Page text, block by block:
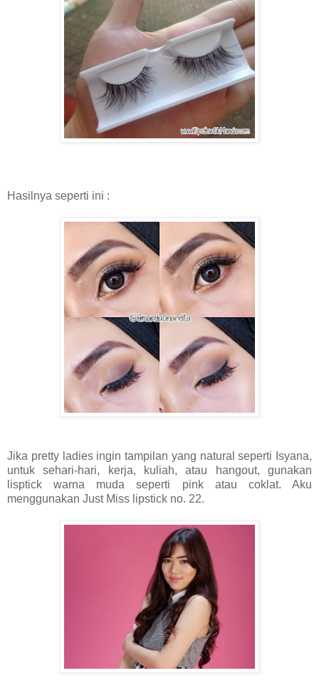
Hasilnya seperti ini :
Jika pretty ladies ingin tampilan yang natural seperti Isyana,
untuk sehari-hari, kerja, kuliah, atau hangout, gunakan
lisptick warna muda seperti pink atau coklat. Aku
menggunakan Just Miss lipstick no. 22.